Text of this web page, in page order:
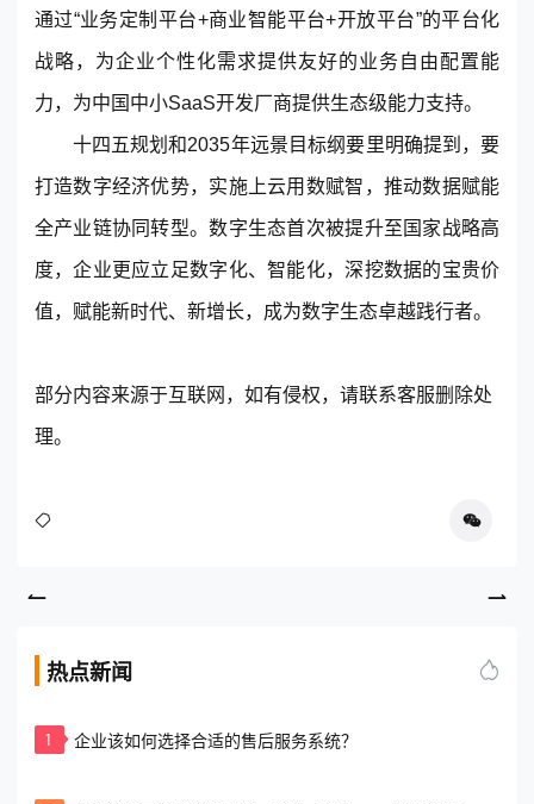
通过“业务定制平台+商业智能平台+开放平台”的平台化
战略，为企业个性化需求提供友好的业务自由配置能
力，为中国中小SaaS开发厂商提供生态级能力支持。
十四五规划和2035年远景目标纲要里明确提到，要
打造数字经济优势，实施上云用数赋智，推动数据赋能
全产业链协同转型。数字生态首次被提升至国家战略高
度，企业更应立足数字化、智能化，深挖数据的宝贵价
值，赋能新时代、新增长，成为数字生态卓越践行者。
部分内容来源于互联网，如有侵权，请联系客服删除处
理。
热点新闻
1 企业该如何选择合适的售后服务系统？